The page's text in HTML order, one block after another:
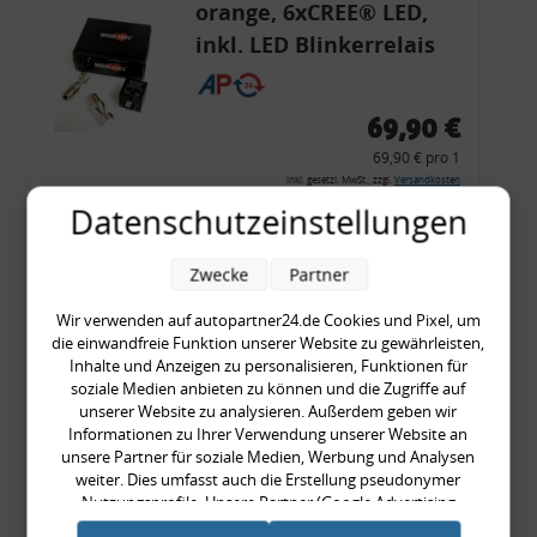
orange, 6xCREE® LED,
inkl. LED Blinkerrelais
CF 14
69,90 €
69,90 € pro 1
inkl. gesetzl. MwSt., zzgl. Versandkosten
Merkzettel
Zum Artikel
Rückleuchtenband mit
Blinker, rot, US-Ecken,
Audi 80 Cabrio, Typ 89,
OE-Nr.: 8G0945225 +
8G0945225C
999,99 €
Datenschutzeinstellungen
Wir verwenden auf autopartner24.de Cookies und Pixel, um
die einwandfreie Funktion unserer Website zu gewährleisten,
Inhalte und Anzeigen zu personalisieren, Funktionen für
soziale Medien anbieten zu können und die Zugriffe auf
unserer Website zu analysieren. Außerdem geben wir
Informationen zu Ihrer Verwendung unserer Website an
unsere Partner für soziale Medien, Werbung und Analysen
weiter. Dies umfasst auch die Erstellung pseudonymer
Nutzungsprofile. Unsere Partner (Google Advertising
Products) führen diese Informationen möglicherweise mit
Zwecke Partner